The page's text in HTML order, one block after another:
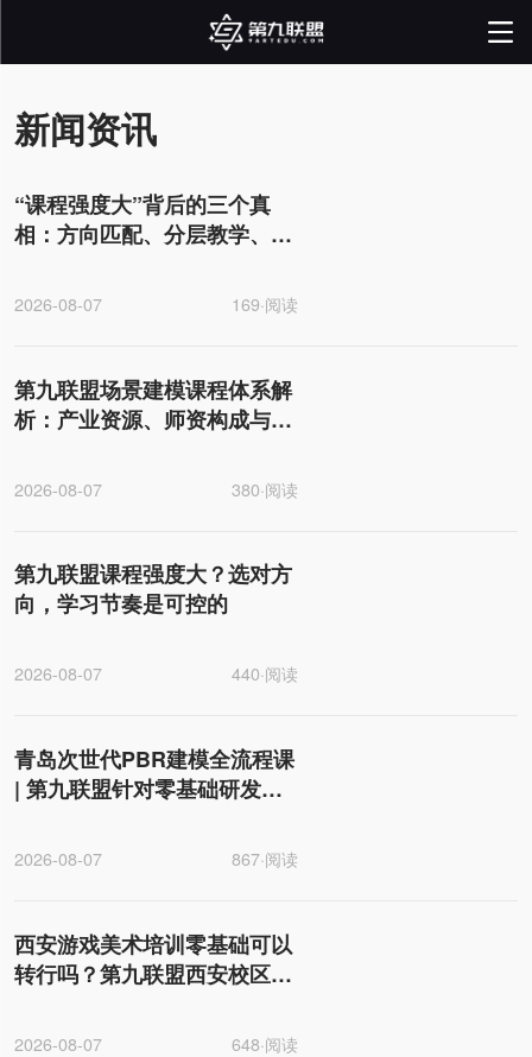
新闻资讯
“课程强度大”背后的三个真
相：方向匹配、分层教学、产
2026-08-07 169·阅读
第九联盟场景建模课程体系解
析：产业资源、师资构成与
2026-08-07 380·阅读
第九联盟课程强度大？选对方
向，学习节奏是可控的
2026-08-07 440·阅读
青岛次世代PBR建模全流程课
| 第九联盟针对零基础研发的
2026-08-07 867·阅读
西安游戏美术培训零基础可以
转行吗？第九联盟西安校区入
2026-08-07 648·阅读